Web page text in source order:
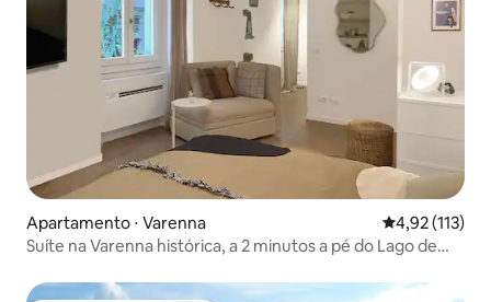
Apartamento ⋅ Varenna 4,92 de uma
4,92 (113)
Suíte na Varenna histórica, a 2 minutos a pé do Lago de